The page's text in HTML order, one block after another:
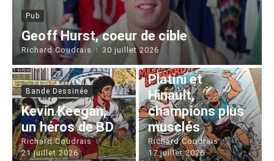
Pub
Geoff Hurst, coeur de cible
Richard Coudrais 30 juillet 2026
Bande Dessinée
Kevin Keegan,
un héros de BD
Richard Coudrais
21 juillet 2026
Bande Dessinée
Platini et
Hinault,
champions plus
musclés
Richard Coudrais
17 juillet 2026